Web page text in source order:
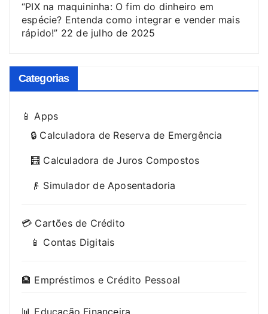
“PIX na maquininha: O fim do dinheiro em
espécie? Entenda como integrar e vender mais
rápido!” 22 de julho de 2025
Categorias
📱 Apps
🔒 Calculadora de Reserva de Emergência
🧮 Calculadora de Juros Compostos
👴 Simulador de Aposentadoria
💳 Cartões de Crédito
📱 Contas Digitais
🏦 Empréstimos e Crédito Pessoal